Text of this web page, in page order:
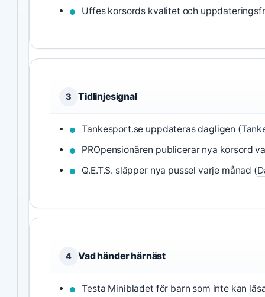
Uffes korsords kvalitet och
3 Tidlinjesignal
Tankesport.se uppdateras dagligen (
PROpensionären publicerar nya korsord
Q.E.T.S. släpper nya pussel varje månad (
4 Vad händer härnäst
Testa Minibladet för barn som inte kan